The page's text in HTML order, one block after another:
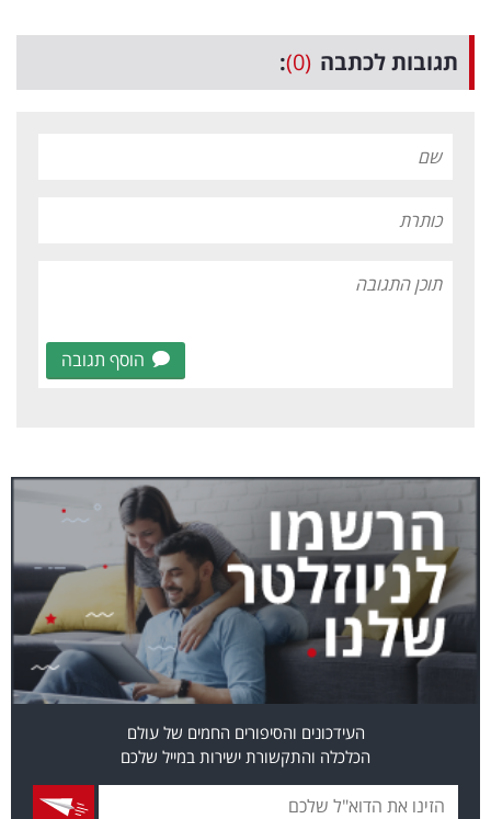
תגובות לכתבה (0)
:
הוסף תגובה
העידכונים והסיפורים החמים של עולם
הכלכלה והתקשורת ישירות במייל שלכם